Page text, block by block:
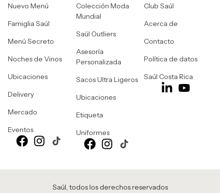
Nuevo Menú
Famiglia Saúl
Menú Secreto
Noches de Vinos
Ubicaciones
Delivery
Mercado
Eventos
Colección Moda
Mundial
Saúl Outliers
Asesoría
Personalizada
Sacos Ultra Ligeros
Ubicaciones
Etiqueta
Uniformes
Club Saúl
Acerca de
Contacto
Política de datos
Saúl Costa Rica
Saúl, todos los derechos reservados